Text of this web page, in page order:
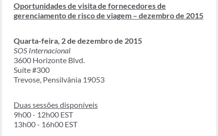
Oportunidades de visita de fornecedores de
gerenciamento de risco de viagem – dezembro de 2015
Quarta-feira, 2 de dezembro de 2015
SOS Internacional
3600 Horizonte Blvd.
Suíte #300
Trevose, Pensilvânia 19053
Duas sessões disponíveis
9h00 - 12h00 EST
13h00 - 16h00 EST